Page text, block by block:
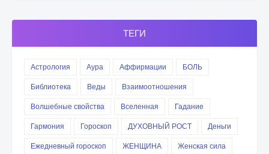
ТЕГИ
Астрология Аура Аффирмации
БОЛЬ
Библиотека
Веды
Взаимоотношения
Волшебные свойства
Вселенная
Гадание
Гармония
Гороскоп ДУХОВНЫЙ РОСТ
Деньги
Ежедневный гороскоп
ЖЕНЩИНА
Женская сила